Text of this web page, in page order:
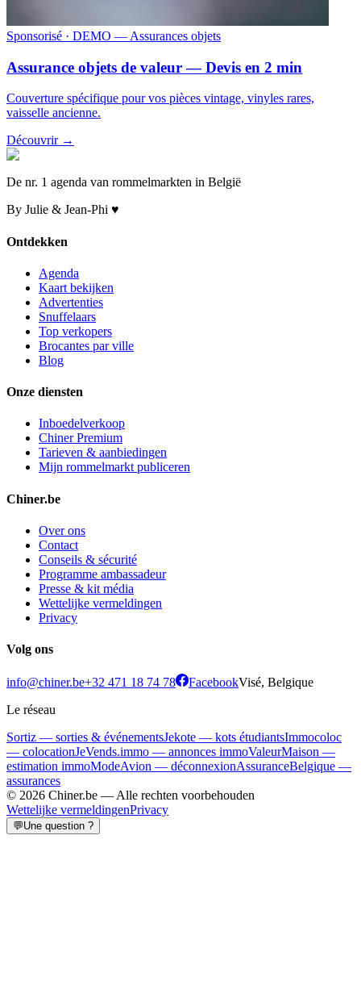
Sponsorisé · DEMO — Assurances objets
Assurance objets de valeur — Devis en 2 min
Couverture spécifique pour vos pièces vintage, vinyles rares,
vaisselle ancienne.
Découvrir →
De nr. 1 agenda van rommelmarkten in België
By Julie & Jean-Phi ♥
Ontdekken
Agenda
Kaart bekijken
Advertenties
Snuffelaars
Top verkopers
Brocantes par ville
Blog
Onze diensten
Inboedelverkoop
Chiner Premium
Tarieven & aanbiedingen
Mijn rommelmarkt publiceren
Chiner.be
Over ons
Contact
Conseils & sécurité
Programme ambassadeur
Presse & kit média
Wettelijke vermeldingen
Privacy
Volg ons
info@chiner.be+32 471 18 74 78 FacebookVisé, Belgique
Le réseau
Sortiz — sorties & événementsJekote — kots étudiantsImmocoloc
— colocationJeVends.immo — annonces immoValeurMaison —
estimation immoModeAvion — déconnexionAssuranceBelgique —
assurances
© 2026 Chiner.be — Alle rechten voorbehouden
Wettelijke vermeldingenPrivacy
💬Une question ?